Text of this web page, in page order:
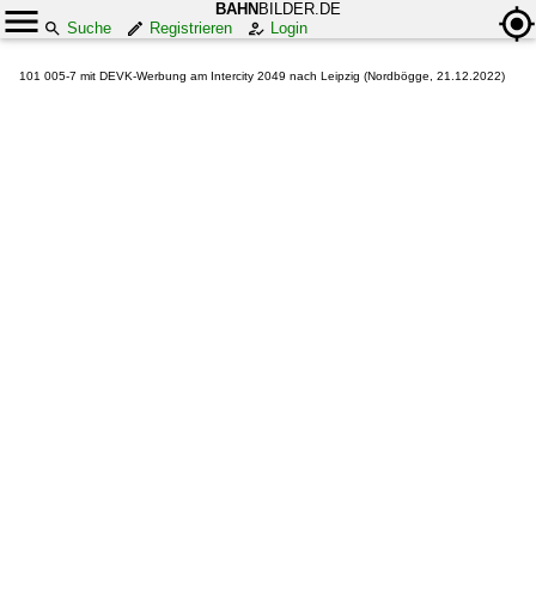
BAHN BILDER.DE
Suche
Registrieren Login
101 005-7 mit DEVK-Werbung am Intercity 2049 nach Leipzig (Nordbögge, 21.12.2022)